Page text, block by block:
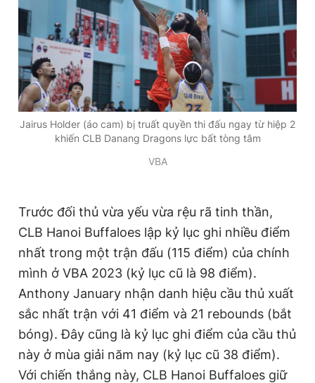
Jairus Holder (áo cam) bị truất quyền thi đấu ngay từ hiệp 2
khiến CLB Danang Dragons lực bất tòng tâm
VBA
Trước đối thủ vừa yếu vừa rệu rã tinh thần,
CLB Hanoi Buffaloes lập kỷ lục ghi nhiều điểm
nhất trong một trận đấu (115 điểm) của chính
mình ở VBA 2023 (kỷ lục cũ là 98 điểm).
Anthony January nhận danh hiệu cầu thủ xuất
sắc nhất trận với 41 điểm và 21 rebounds (bắt
bóng). Đây cũng là kỷ lục ghi điểm của cầu thủ
này ở mùa giải năm nay (kỷ lục cũ 38 điểm).
Với chiến thắng này, CLB Hanoi Buffaloes giữ